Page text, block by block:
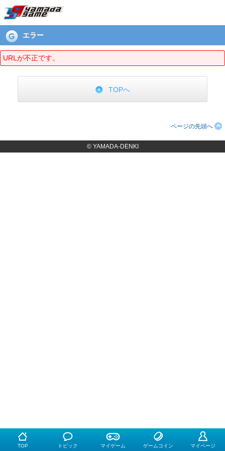
エラーページ
エラー
URLが不正です。
TOPへ
ページの先頭へ
© YAMADA-DENKI
TOP トピック マイゲーム ゲームコイン マイページ